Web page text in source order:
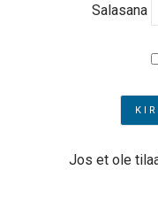
Salasana
Jos et ole